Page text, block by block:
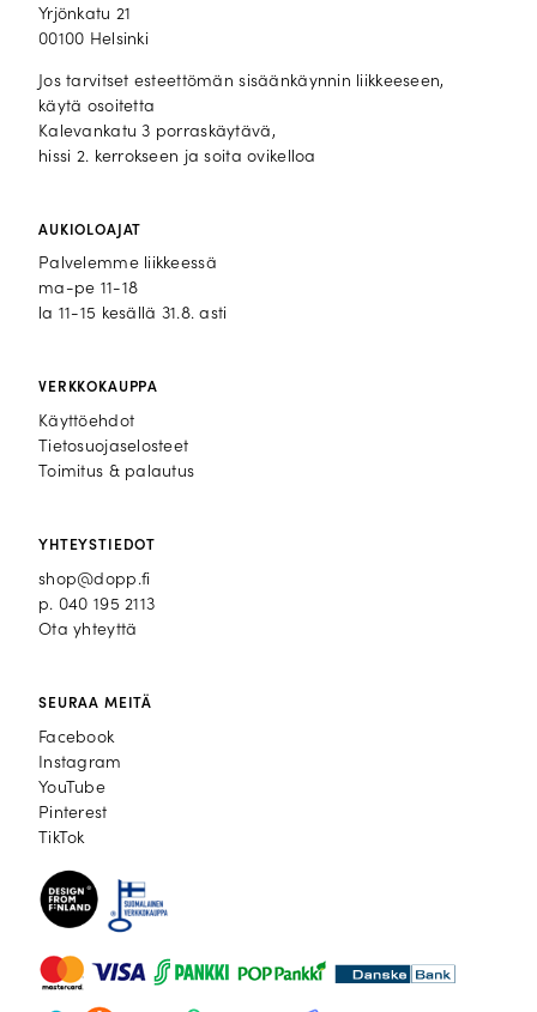
Yrjönkatu 21
00100 Helsinki
Jos tarvitset esteettömän sisäänkäynnin liikkeeseen,
käytä osoitetta
Kalevankatu 3 porraskäytävä,
hissi 2. kerrokseen ja soita ovikelloa
AUKIOLOAJAT
Palvelemme liikkeessä
ma-pe 11-18
la 11-15 kesällä 31.8. asti
VERKKOKAUPPA
Käyttöehdot
Tietosuojaselosteet
Toimitus & palautus
YHTEYSTIEDOT
shop@dopp.fi
p. 040 195 2113
Ota yhteyttä
SEURAA MEITÄ
Facebook
Facebook
Instagram
Instagram
YouTube
YouTube
Pinterest
Pinterest
TikTok
TikTok